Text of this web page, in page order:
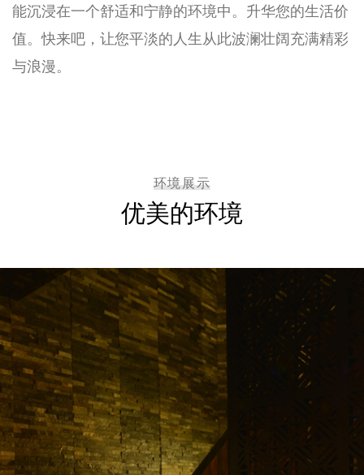
能沉浸在一个舒适和宁静的环境中。升华您的生活价
值。快来吧，让您平淡的人生从此波澜壮阔充满精彩
与浪漫。
环境展示
优美的环境